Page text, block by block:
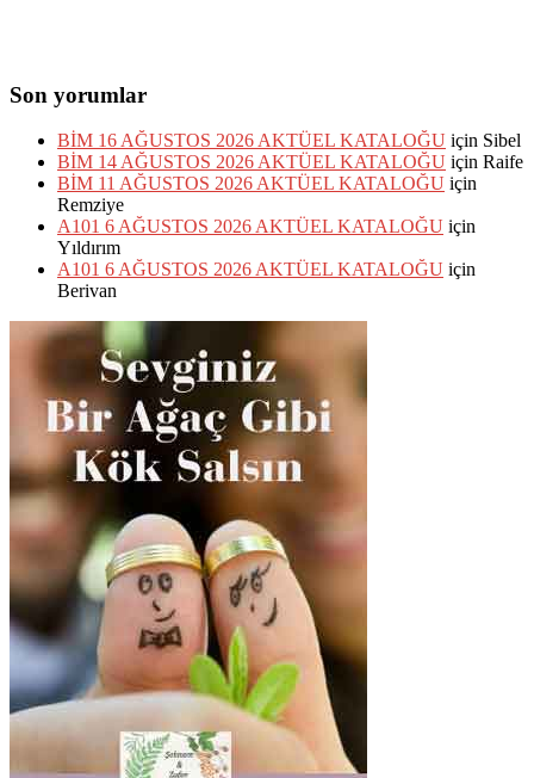
Son yorumlar
BİM 16 AĞUSTOS 2026 AKTÜEL KATALOĞU için Sibel
BİM 14 AĞUSTOS 2026 AKTÜEL KATALOĞU için Raife
BİM 11 AĞUSTOS 2026 AKTÜEL KATALOĞU için
Remziye
A101 6 AĞUSTOS 2026 AKTÜEL KATALOĞU için
Yıldırım
A101 6 AĞUSTOS 2026 AKTÜEL KATALOĞU için
Berivan